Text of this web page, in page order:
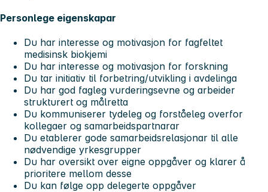
Personlege eigenskapar
Du har interesse og motivasjon for fagfeltet
medisinsk biokjemi
Du har interesse og motivasjon for forskning
Du tar initiativ til forbetring/utvikling i avdelinga
Du har god fagleg vurderingsevne og arbeider
strukturert og målretta
Du kommuniserer tydeleg og forståeleg overfor
kollegaer og samarbeidspartnarar
Du etablerer gode samarbeidsrelasjonar til alle
nødvendige yrkesgrupper
Du har oversikt over eigne oppgåver og klarer å
prioritere mellom desse
Du kan følge opp delegerte oppgåver